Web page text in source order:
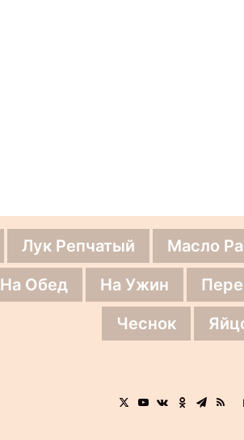
Лук Репчатый Масло
На Обед На Ужин
Чеснок
X YouTubevk.com RSS